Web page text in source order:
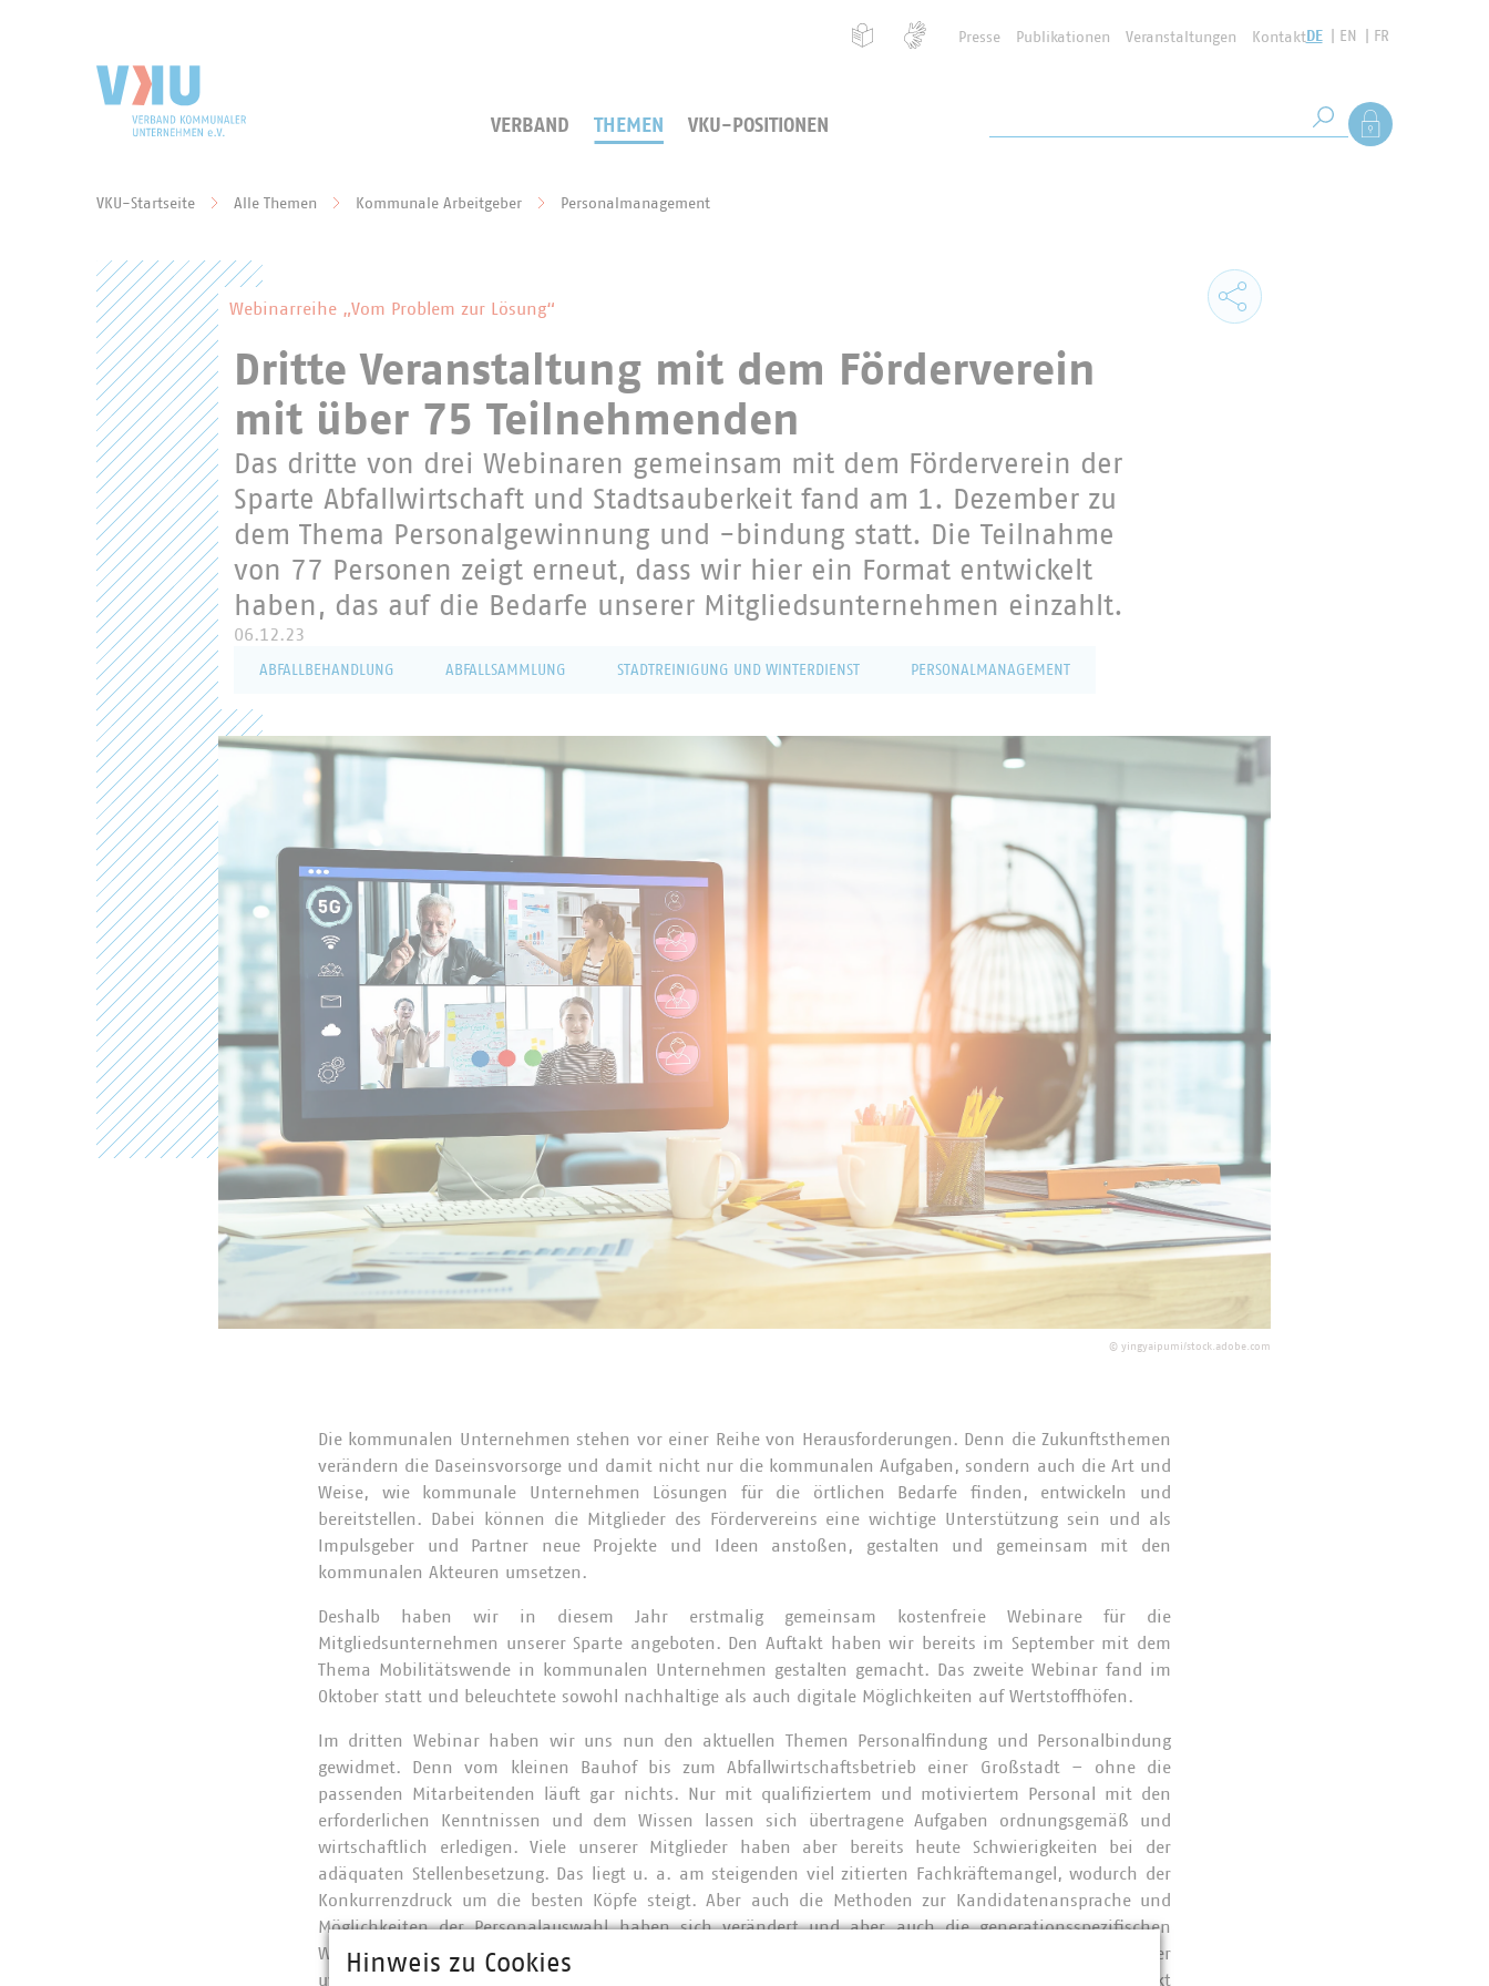
Presse Publikationen Veranstaltungen KontaktDE EN FR
VERBAND THEMEN VKU-POSITIONEN Suche starten
Als Mitglied
VKU-Startseite Alle Themen Kommunale Arbeitgeber Personalmanagement
Webinarreihe „Vom Problem zur Lösung“
Dritte Veranstaltung mit dem Förderverein
mit über 75 Teilnehmenden
Das dritte von drei Webinaren gemeinsam mit dem Förderverein der
Sparte Abfallwirtschaft und Stadtsauberkeit fand am 1. Dezember zu
dem Thema Personalgewinnung und -bindung statt. Die Teilnahme
von 77 Personen zeigt erneut, dass wir hier ein Format entwickelt
haben, das auf die Bedarfe unserer Mitgliedsunternehmen einzahlt.
06.12.23
ABFALLBEHANDLUNG ABFALLSAMMLUNG STADTREINIGUNG UND WINTERDIENST PERSONALMANAGEMENT
© yingyaipumi/stock.adobe.com
Die kommunalen Unternehmen stehen vor einer Reihe von Herausforderungen. Denn die Zukunftsthemen
verändern die Daseinsvorsorge und damit nicht nur die kommunalen Aufgaben, sondern auch die Art und
Weise, wie kommunale Unternehmen Lösungen für die örtlichen Bedarfe finden, entwickeln und
bereitstellen. Dabei können die Mitglieder des Fördervereins eine wichtige Unterstützung sein und als
Impulsgeber und Partner neue Projekte und Ideen anstoßen, gestalten und gemeinsam mit den
kommunalen Akteuren umsetzen.
Deshalb haben wir in diesem Jahr erstmalig gemeinsam kostenfreie Webinare für die
Mitgliedsunternehmen unserer Sparte angeboten. Den Auftakt haben wir bereits im September mit dem
Thema Mobilitätswende in kommunalen Unternehmen gestalten gemacht. Das zweite Webinar fand im
Oktober statt und beleuchtete sowohl nachhaltige als auch digitale Möglichkeiten auf Wertstoffhöfen.
Im dritten Webinar haben wir uns nun den aktuellen Themen Personalfindung und Personalbindung
gewidmet. Denn vom kleinen Bauhof bis zum Abfallwirtschaftsbetrieb einer Großstadt – ohne die
passenden Mitarbeitenden läuft gar nichts. Nur mit qualifiziertem und motiviertem Personal mit den
erforderlichen Kenntnissen und dem Wissen lassen sich übertragene Aufgaben ordnungsgemäß und
wirtschaftlich erledigen. Viele unserer Mitglieder haben aber bereits heute Schwierigkeiten bei der
adäquaten Stellenbesetzung. Das liegt u. a. am steigenden viel zitierten Fachkräftemangel, wodurch der
Konkurrenzdruck um die besten Köpfe steigt. Aber auch die Methoden zur Kandidatenansprache und
Möglichkeiten der Personalauswahl haben sich verändert und aber auch die generationsspezifischen
Wertvorstellungen der Zusammenarbeit sind andere. Aus dem Förderverein hat Dr. Hamid Saberi von der
uve GmbH für Managementberatung daher zu Möglichkeiten und Grenzen, die junge Generation direkt
Hinweis zu Cookies